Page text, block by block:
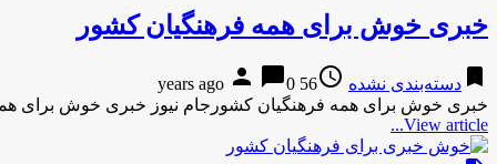
خبری خوش برای همه فرهنگیان کشور
bookmark دسته‌بندی نشده access_time
56 years ago
person chat_bubble0
خبری خوش برای همه فرهنگیان کشورجام نیوز خبری خوش برای
View article...